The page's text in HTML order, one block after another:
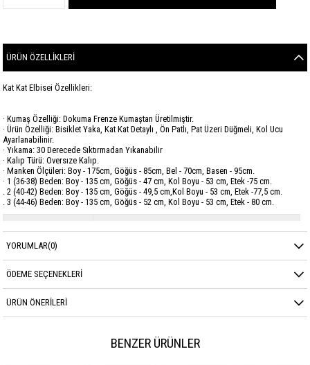
ÜRÜN ÖZELLIKLERI
Kat Kat Elbisei Özellikleri:
· Kumaş Özelliği: Dokuma Frenze Kumaştan Üretilmiştir.
· Ürün Özelliği: Bisiklet Yaka, Kat Kat Detaylı , Ön Patlı, Pat Üzeri Düğmeli, Kol Ucu
Ayarlanabilinir.
· Yıkama: 30 Derecede Sıktırmadan Yıkanabilir
· Kalıp Türü: Oversıze Kalıp.
· Manken Ölçüleri: Boy - 175cm, Göğüs - 85cm, Bel - 70cm, Basen - 95cm.
· 1 (36-38) Beden: Boy - 135 cm, Göğüs - 47 cm, Kol Boyu - 53 cm, Etek -75 cm.
. 2 (40-42) Beden: Boy - 135 cm, Göğüs - 49,5 cm,Kol Boyu - 53 cm, Etek -77,5 cm.
. 3 (44-46) Beden: Boy - 135 cm, Göğüs - 52 cm, Kol Boyu - 53 cm, Etek - 80 cm.
Sezon
Kumaş Cinsi
YORUMLAR(0)
ÖDEME SEÇENEKLERI
ÜRÜN ÖNERILERI
BENZER ÜRÜNLER